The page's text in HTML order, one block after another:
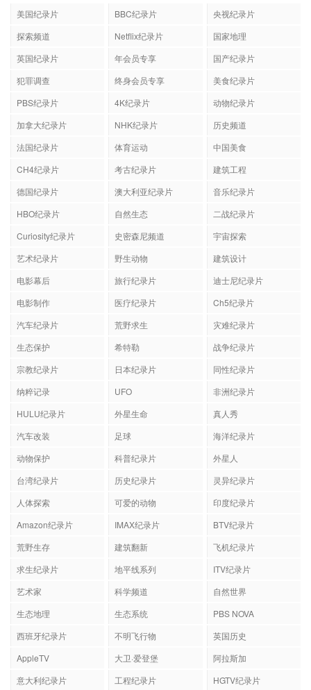
美国纪录片 BBC纪录片
央视纪录片
探索频道
Netflix纪录片
国家地理
英国纪录片
年会员专享
国产纪录片
犯罪调查
终身会员专享
美食纪录片
PBS纪录片
4K纪录片
动物纪录片
加拿大纪录片
NHK纪录片
历史频道
法国纪录片
体育运动
中国美食
CH4纪录片
考古纪录片
建筑工程
德国纪录片
澳大利亚纪录片
音乐纪录片
HBO纪录片
自然生态
二战纪录片
Curiosity纪录片
史密森尼频道
宇宙探索
艺术纪录片
野生动物
建筑设计
电影幕后
旅行纪录片
迪士尼纪录片
电影制作
医疗纪录片
Ch5纪录片
汽车纪录片
荒野求生
灾难纪录片
生态保护
希特勒
战争纪录片
宗教纪录片
日本纪录片
同性纪录片
纳粹记录
UFO
非洲纪录片
HULU纪录片
外星生命
真人秀
汽车改装
足球
海洋纪录片
动物保护
科普纪录片
外星人
台湾纪录片
历史纪录片
灵异纪录片
人体探索
可爱的动物
印度纪录片
Amazon纪录片
IMAX纪录片
BTV纪录片
荒野生存
建筑翻新
飞机纪录片
求生纪录片
地平线系列
ITV纪录片
艺术家
科学频道
自然世界
生态地理
生态系统
PBS NOVA
西班牙纪录片
不明飞行物
英国历史
AppleTV
大卫·爱登堡
阿拉斯加
意大利纪录片
工程纪录片
HGTV纪录片